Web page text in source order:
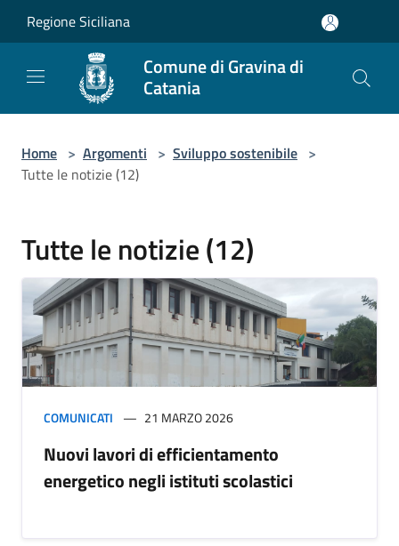
Regione Siciliana
Comune di Gravina di
Catania
Home > Argomenti > Sviluppo sostenibile >
Tutte le notizie (12)
Tutte le notizie (12)
COMUNICATI 21 MARZO 2026
Nuovi lavori di efficientamento
energetico negli istituti scolastici